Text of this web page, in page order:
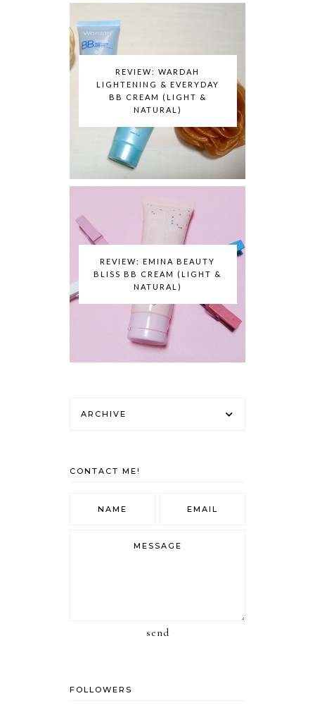
REVIEW: WARDAH
LIGHTENING & EVERYDAY
BB CREAM (LIGHT &
NATURAL)
REVIEW: EMINA BEAUTY
BLISS BB CREAM (LIGHT &
NATURAL)
ARCHIVE
CONTACT ME!
send
FOLLOWERS